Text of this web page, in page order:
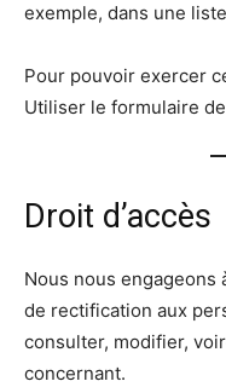
exemple, dans une
Pour pouvoir exercer
Utiliser le formulaire de
Droit d’accès
Nous nous engageons
de rectification aux
consulter, modifier,
concernant.